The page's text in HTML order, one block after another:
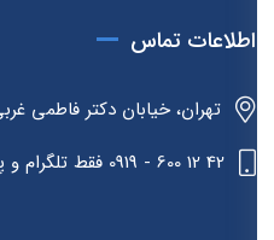
اطلاعات تماس
تهران، خیابان دکتر فاطمی